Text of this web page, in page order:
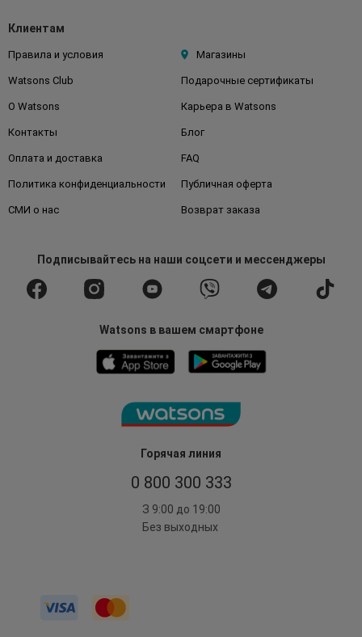
Горячая линия
0 800 300 333
З 9:00 до 19:00
Без выходных
Клиентам
Правила и условия Магазины
Watsons Club Подарочные сертификаты
О Watsons Карьера в Watsons
Контакты Блог
Оплата и доставка FAQ
Политика конфиденциальности Публичная оферта
СМИ о нас Возврат заказа
Подписывайтесьна наши соцсети и мессенджеры
Watsons в вашем смартфоне